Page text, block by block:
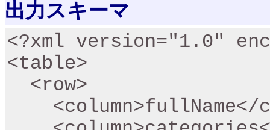
出力スキーマ
<?xml version="1.0"
<table>